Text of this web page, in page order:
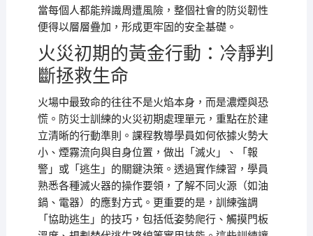
當每個人都能辨識周遭風險，整個社會的防災韌性
便得以層層疊加，形成更牢固的安全基礎。
火災初期的黃金行動：冷靜判
斷拯救生命
火場中最致命的往往不是火焰本身，而是濃煙與恐
慌。防災士訓練的火災初期處理單元，重點在於建
立清晰的行動準則。課程教導學員如何依據火勢大
小、煙霧流向與自身位置，做出「滅火」、「報
警」或「逃生」的關鍵決策。透過實作練習，學員
熟悉各種滅火器的操作要領，了解不同火源（如油
鍋、電器）的應對方式。更重要的是，訓練強調
「協助逃生」的技巧，包括低姿勢爬行、觸摸門板